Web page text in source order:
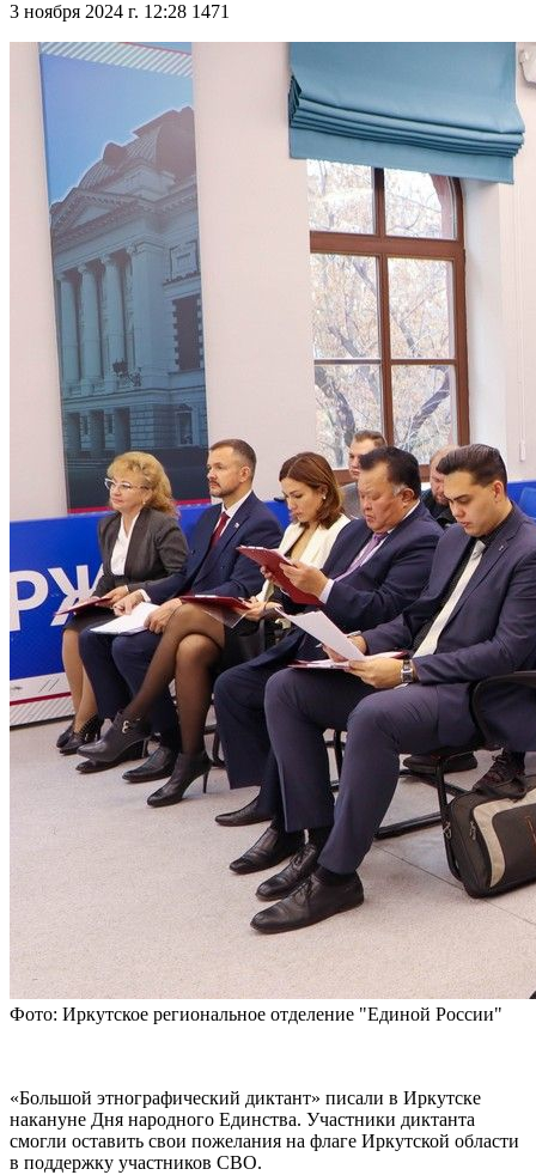
3 ноября 2024 г. 12:28 1471
Фото: Иркутское региональное отделение "Единой России"
«Большой этнографический диктант» писали в Иркутске
накануне Дня народного Единства. Участники диктанта
смогли оставить свои пожелания на флаге Иркутской области
в поддержку участников СВО.